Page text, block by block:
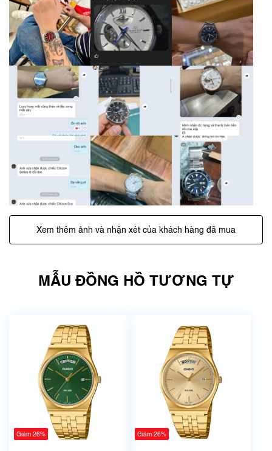
Xem thêm ảnh và nhận xét của khách hàng đã mua
MẪU ĐỒNG HỒ TƯƠNG TỰ
Giảm 26% Giảm 26%